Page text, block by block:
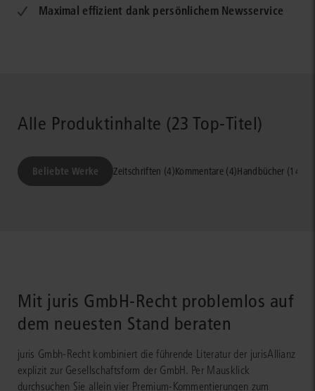
Maximal effizient dank persönlichem Newsservice
Alle Produktinhalte (23 Top-Titel)
Beliebte Werke Zeitschriften (4)Kommentare (4)Handbücher (14)
Mit juris GmbH-Recht problemlos auf
dem neuesten Stand beraten
juris Gmbh-Recht kombiniert die führende Literatur der jurisAllianz
explizit zur Gesellschaftsform der GmbH. Per Mausklick
durchsuchen Sie allein vier Premium-Kommentierungen zum